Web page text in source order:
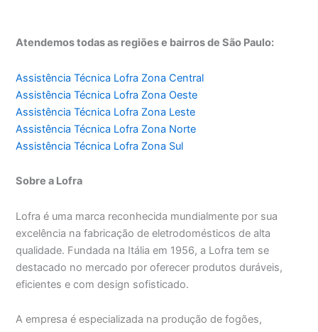
Atendemos todas as regiões e bairros de São Paulo:
Assistência Técnica Lofra Zona Central
Assistência Técnica Lofra Zona Oeste
Assistência Técnica Lofra Zona Leste
Assistência Técnica Lofra Zona Norte
Assistência Técnica Lofra Zona Sul
Sobre a Lofra
Lofra é uma marca reconhecida mundialmente por sua
excelência na fabricação de eletrodomésticos de alta
qualidade. Fundada na Itália em 1956, a Lofra tem se
destacado no mercado por oferecer produtos duráveis,
eficientes e com design sofisticado.
A empresa é especializada na produção de fogões,